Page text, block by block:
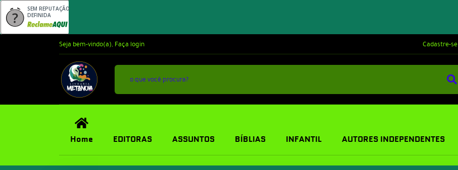
SEM REPUTAÇÃO
DEFINIDA
Seja bem-vindo(a), Faça login Cadastre-se
Home EDITORAS ASSUNTOS BÍBLIAS INFANTIL AUTORES INDEPENDENTES